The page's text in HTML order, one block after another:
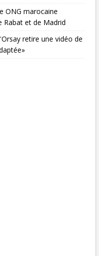
ONG marocaine
Rabat et de Madrid
retire une vidéo de